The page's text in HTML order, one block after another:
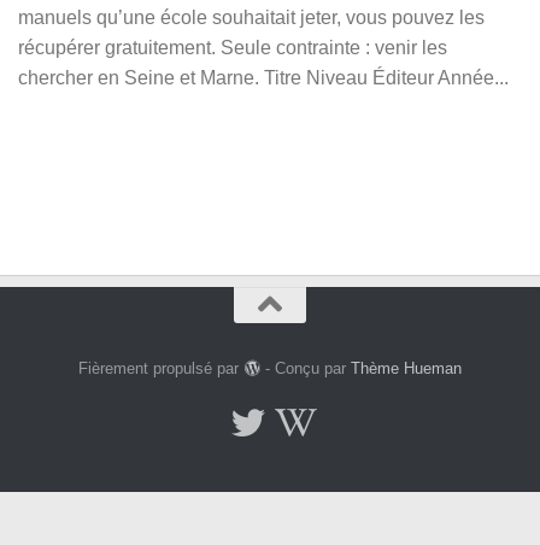
manuels qu’une école souhaitait jeter, vous pouvez les
récupérer gratuitement. Seule contrainte : venir les
chercher en Seine et Marne. Titre Niveau Éditeur Année...
Fièrement propulsé par - Conçu par Thème Hueman